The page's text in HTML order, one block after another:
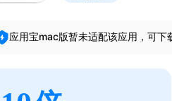
应用宝mac版暂未适配该应用，可下